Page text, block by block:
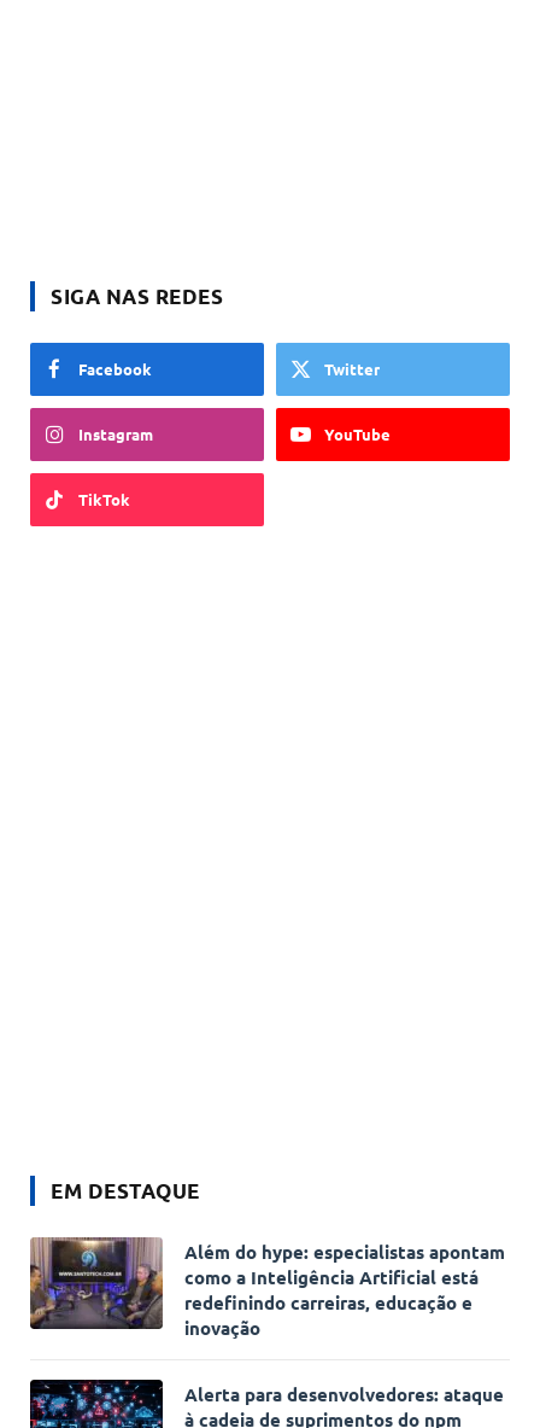
SIGA NAS REDES
Facebook Twitter
Instagram YouTube
TikTok
EM DESTAQUE
Além do hype: especialistas apontam
como a Inteligência Artificial está
redefinindo carreiras, educação e
inovação
Alerta para desenvolvedores: ataque
à cadeia de suprimentos do npm